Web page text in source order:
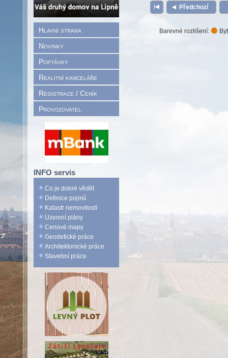
Hlavní strana
Novinky
Poptávky
Realitní kanceláře
Registrace / Ceník
Provozovatel
INFO servis
Co je dobré vědět
Definice pojmů
Katastr nemovitostí
Územní plány
Cenové mapy
Geodetické práce
Architektonické práce
Stavební práce
Předchozí
Barevné rozlišení: